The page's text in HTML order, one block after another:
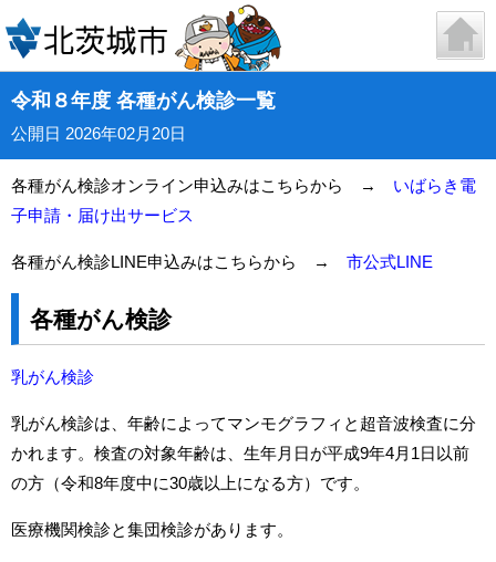
令和８年度 各種がん検診一覧
公開日 2026年02月20日
各種がん検診オンライン申込みはこちらから → いばらき電
子申請・届け出サービス
各種がん検診LINE申込みはこちらから → 市公式LINE
各種がん検診
乳がん検診
乳がん検診は、年齢によってマンモグラフィと超音波検査に分
かれます。検査の対象年齢は、生年月日が平成9年4月1日以前
の方（令和8年度中に30歳以上になる方）です。
医療機関検診と集団検診があります。